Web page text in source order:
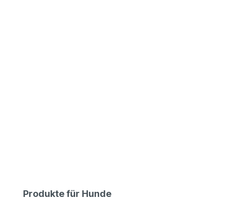
Produktgalerie überspringen
Produkte für Hunde